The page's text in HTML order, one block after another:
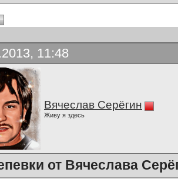
11:48
Вячеслав Серёгин
Живу я здесь
от Вячеслава